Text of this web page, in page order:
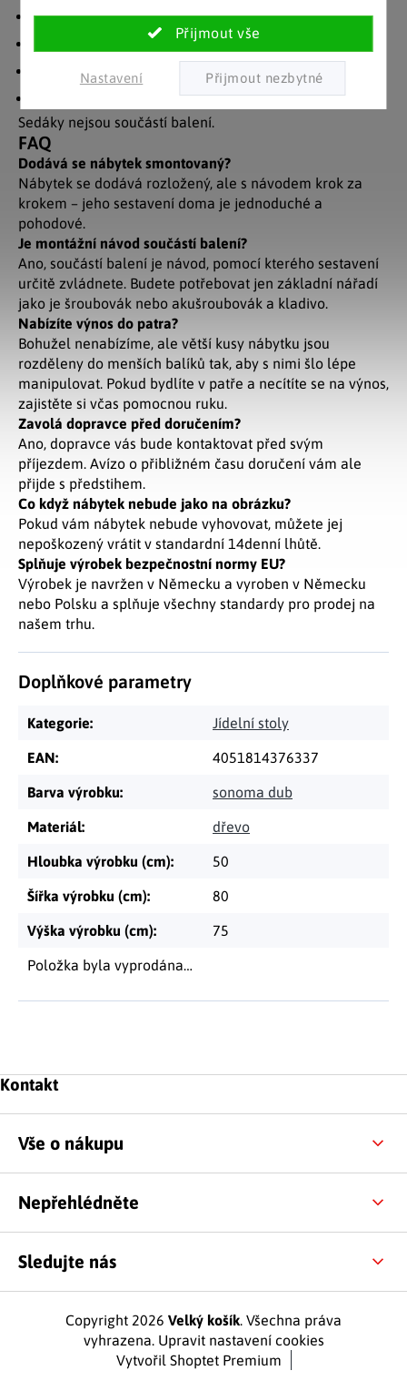
Nastavení
Rozměry lavice: cca 45 × 40 × 30 cm (v × š × h)
Lavice lze zasunout pod stůl – úspora místa
Stabilní konstrukce a kvalitní zpracování
Ideální pro malé kuchyně či jídelní kouty
Sedáky nejsou součástí balení.
FAQ
Dodává se nábytek smontovaný?
Nábytek se dodává rozložený, ale s návodem krok za
krokem – jeho sestavení doma je jednoduché a
pohodové.
Je montážní návod součástí balení?
Ano, součástí balení je návod, pomocí kterého sestavení
určitě zvládnete. Budete potřebovat jen základní nářadí
jako je šroubovák nebo akušroubovák a kladivo.
Nabízíte výnos do patra?
Bohužel nenabízíme, ale větší kusy nábytku jsou
rozděleny do menších balíků tak, aby s nimi šlo lépe
manipulovat. Pokud bydlíte v patře a necítíte se na výnos,
zajistěte si včas pomocnou ruku.
Zavolá dopravce před doručením?
Ano, dopravce vás bude kontaktovat před svým
příjezdem. Avízo o přibližném času doručení vám ale
přijde s předstihem.
Co když nábytek nebude jako na obrázku?
Pokud vám nábytek nebude vyhovovat, můžete jej
nepoškozený vrátit v standardní 14denní lhůtě.
Splňuje výrobek bezpečnostní normy EU?
Výrobek je navržen v Německu a vyroben v Německu
nebo Polsku a splňuje všechny standardy pro prodej na
našem trhu.
Doplňkové parametry
Kategorie: Jídelní stoly
EAN: 4051814376337
Barva výrobku: sonoma dub
Materiál: dřevo
Hloubka výrobku (cm): 50
Šířka výrobku (cm): 80
Výška výrobku (cm): 75
Položka byla vyprodána…
Zápatí
Kontakt
Vše o nákupu
Nepřehlédněte
Sledujte nás
Vytvořil Shoptet Premium
Copyright 2026 Velký košík. Všechna práva
vyhrazena. Upravit nastavení cookies